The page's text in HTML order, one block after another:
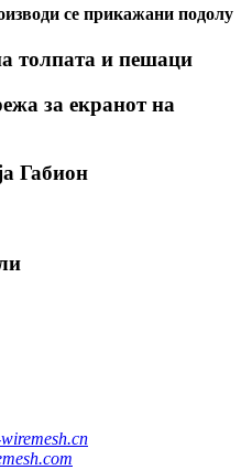
се прикажани подолу
толпата и пешаци
за екранот на
Габион